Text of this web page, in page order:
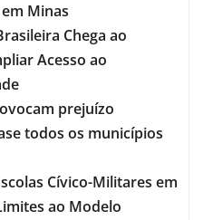
Minas
Chega ao
Acesso ao
prejuízo
todos os municípios
Cívico-Militares em
ao Modelo